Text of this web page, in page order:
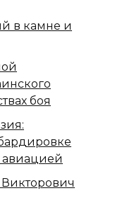
в камне и
боя